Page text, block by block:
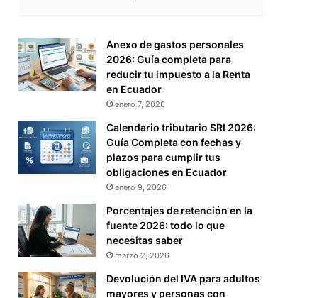
Anexo de gastos personales
2026: Guía completa para
reducir tu impuesto a la Renta
en Ecuador
enero 7, 2026
Calendario tributario SRI 2026:
Guía Completa con fechas y
plazos para cumplir tus
obligaciones en Ecuador
enero 9, 2026
Porcentajes de retención en la
fuente 2026: todo lo que
necesitas saber
marzo 2, 2026
Devolución del IVA para adultos
mayores y personas con